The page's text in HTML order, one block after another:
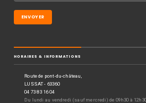
HORAIRES & INFORMATIONS
Route de pont-du-château,
LUSSAT - 63360
04 73 83 16 04
Du lundi au vendredi (sauf mercredi) de 09h30 à